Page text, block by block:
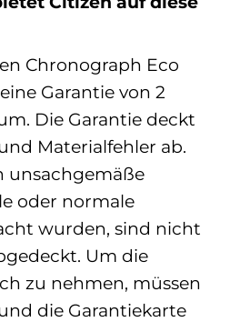
Chronograph Eco
Garantie von 2
Die Garantie deckt
Materialfehler ab.
unsachgemäße
oder normale
wurden, sind nicht
Um die
zu nehmen, müssen
die Garantiekarte